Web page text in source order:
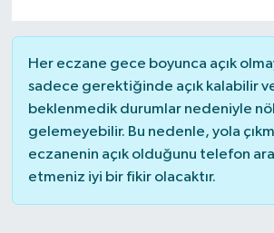
Her eczane gece boyunca açık
sadece gerektiğinde açık kalabilir
beklenmedik durumlar nedeniyle
gelemeyebilir. Bu nedenle, yola
eczanenin açık olduğunu telefon
etmeniz iyi bir fikir olacaktır.